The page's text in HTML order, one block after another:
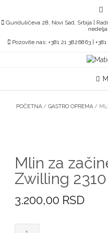
content
Gundulićeva 28, Novi Sad, Srbija |
Pozovite nas: +381 21 3826863 |
POČETNA / GASTRO OPREMA /
Mlin za
Zwilling 2310
3.200,00 RSD